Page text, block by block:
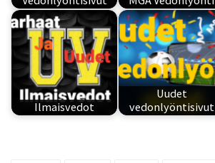
Ilmaisvedot
Uudet
vedonlyöntisivut